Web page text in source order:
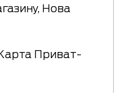
Нова
Карта Приват-